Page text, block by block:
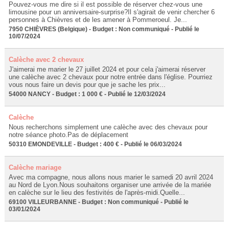
Pouvez-vous me dire si il est possible de réserver chez-vous une
limousine pour un anniversaire-surprise?Il s'agirait de venir chercher 6
personnes à Chièvres et de les amener à Pommeroeul. Je...
7950 CHIÈVRES (Belgique) - Budget : Non communiqué - Publié le
10/07/2024
Calèche avec 2 chevaux
J'aimerai me marier le 27 juillet 2024 et pour cela j'aimerai réserver
une calèche avec 2 chevaux pour notre entrée dans l'église. Pourriez
vous nous faire un devis pour que je sache les prix...
54000 NANCY - Budget : 1 000 € - Publié le 12/03/2024
Calèche
Nous recherchons simplement une calèche avec des chevaux pour
notre séance photo.Pas de déplacement
50310 EMONDEVILLE - Budget : 400 € - Publié le 06/03/2024
Calèche mariage
Avec ma compagne, nous allons nous marier le samedi 20 avril 2024
au Nord de Lyon.Nous souhaitons organiser une arrivée de la mariée
en calèche sur le lieu des festivités de l'après-midi.Quelle...
69100 VILLEURBANNE - Budget : Non communiqué - Publié le
03/01/2024